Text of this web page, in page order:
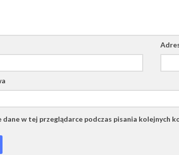
dane w tej przeglądarce podczas pisania kolejnych